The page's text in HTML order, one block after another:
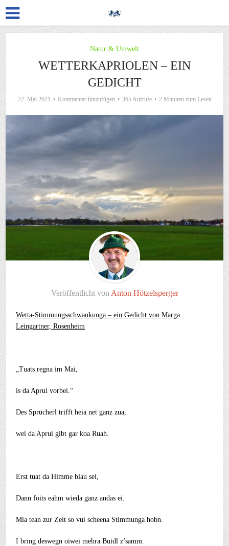
Natur & Umwelt
WETTERKAPRIOLEN – EIN
GEDICHT
22. Mai 2021 Kommentar hinzufügen 365 Aufrufe 2 Minuten zum Lesen
Veröffentlicht von Anton Hötzelsperger
Wetta-Stimmungsschwankunga – ein Gedicht von Marga
Leingartner, Rosenheim
„Tuats regna im Mai,
is da Aprui vorbei.“
Des Sprücherl trifft heia net ganz zua,
wei da Aprui gibt gar koa Ruah.
Erst tuat da Himme blau sei,
Dann foits eahm wieda ganz andas ei.
Mia tean zur Zeit so vui scheena Stimmunga hobn.
I bring deswegn oiwei mehra Buidl z’samm.